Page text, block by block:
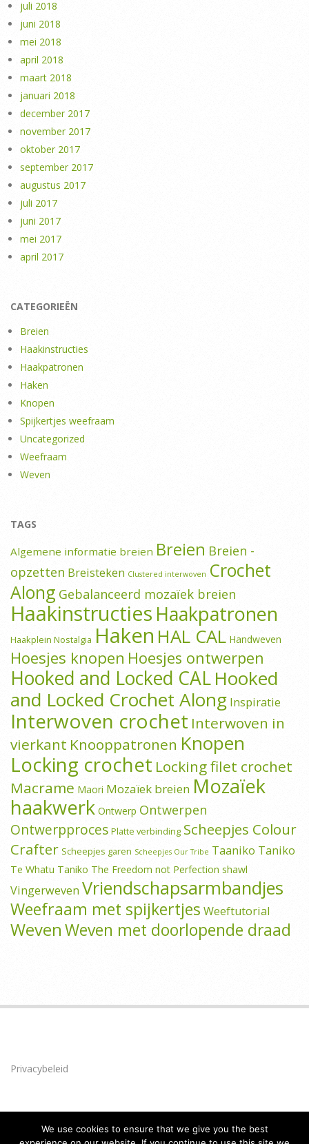
juli 2018
juni 2018
mei 2018
april 2018
maart 2018
januari 2018
december 2017
november 2017
oktober 2017
september 2017
augustus 2017
juli 2017
juni 2017
mei 2017
april 2017
CATEGORIEËN
Breien
Haakinstructies
Haakpatronen
Haken
Knopen
Spijkertjes weefraam
Uncategorized
Weefraam
Weven
TAGS
Algemene informatie breien Breien Breien -
opzetten Breisteken Clustered interwoven Crochet
Along Gebalanceerd mozaïek breien
Haakinstructies Haakpatronen
Haakplein Nostalgia Haken HAL CAL Handweven
Hoesjes knopen Hoesjes ontwerpen
Hooked and Locked CALHooked
and Locked Crochet Along Inspiratie
Interwoven crochet Interwoven in
vierkant Knooppatronen Knopen
Locking crochet Locking filet crochet
Macrame Maori Mozaïek breien Mozaïek
haakwerk Ontwerp Ontwerpen
Ontwerpproces Platte verbinding Scheepjes Colour
Crafter Scheepjes garen Scheepjes Our Tribe Taaniko Taniko
Te Whatu Taniko The Freedom not Perfection shawl
VingerwevenVriendschapsarmbandjes
Weefraam met spijkertjes Weeftutorial
WevenWeven met doorlopende draad
Privacybeleid
We use cookies to ensure that we give you the best